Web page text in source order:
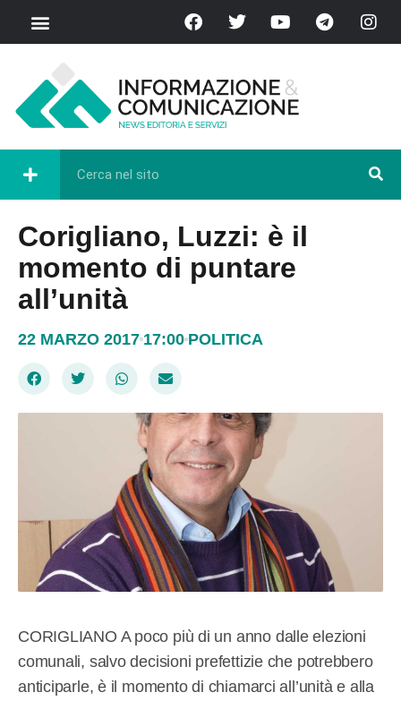
Corigliano, Luzzi: è il
momento di puntare
all’unità
22 MARZO 2017 17:00 POLITICA
CORIGLIANO A poco più di un anno dalle elezioni
comunali, salvo decisioni prefettizie che potrebbero
anticiparle, è il momento di chiamarci all’unità e alla